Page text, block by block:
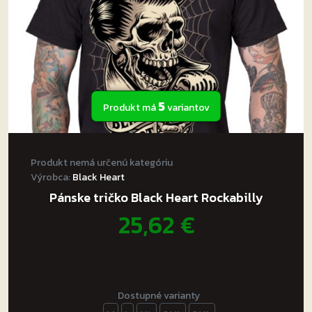
produktu.
Produkt má5variantov
Produkt nemá určenú kategóriu
Výrobca:Black Heart
Pánske tričko Black Heart Rockabilly
25,62 €
Dostupné varianty